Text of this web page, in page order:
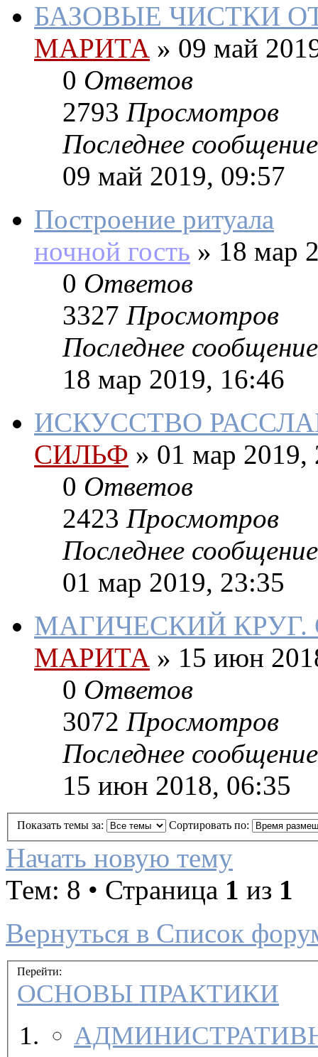
БАЗОВЫЕ ЧИСТКИ
МАРИТА » 09 май
0 Ответов
2793 Просмотров
Последнее сообщение
09 май 2019, 09:57
Построение ритуала
ночной гость » 18 мар
0 Ответов
3327 Просмотров
Последнее сообщение
18 мар 2019, 16:46
ИСКУССТВО
СИЛЬФ » 01 мар 2019,
0 Ответов
2423 Просмотров
Последнее сообщение
01 мар 2019, 23:35
МАГИЧЕСКИЙ КРУГ.
МАРИТА » 15 июн
0 Ответов
3072 Просмотров
Последнее сообщение
15 июн 2018, 06:35
Показать темы за: Сортировать по:
Начать новую тему
Тем: 8 • Страница 1 из 1
Вернуться в Список
Перейти:
ОСНОВЫ ПРАКТИКИ